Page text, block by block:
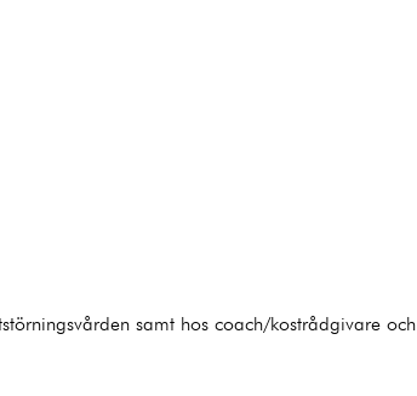
samt hos coach/kostrådgivare och